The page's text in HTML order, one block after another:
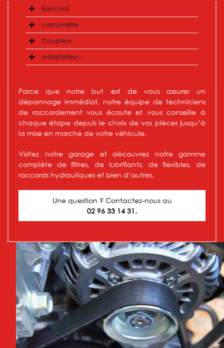
Raccord
Manomètre
Coupleur
Adaptateur…
Parce que notre but est de vous assurer un
dépannage immédiat, notre équipe de techniciens
de raccordement vous écoute et vous conseille à
chaque étape depuis le choix de vos pièces jusqu’à
la mise en marche de votre véhicule.
Visitez notre garage et découvrez notre gamme
complète de filtres, de lubrifiants, de flexibles, de
raccords hydrauliques et bien d’autres.
Une question ? Contactez-nous au
02 96 33 14 31.